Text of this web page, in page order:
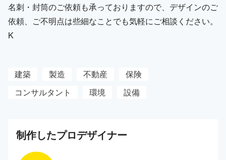
名刺・封筒のご依頼も承っておりますので、デザインのご
依頼、ご不明点は些細なことでも気軽にご相談ください。
K
建築 製造 不動産
保険
コンサルタント
環境 設備
制作したプロデザイナー